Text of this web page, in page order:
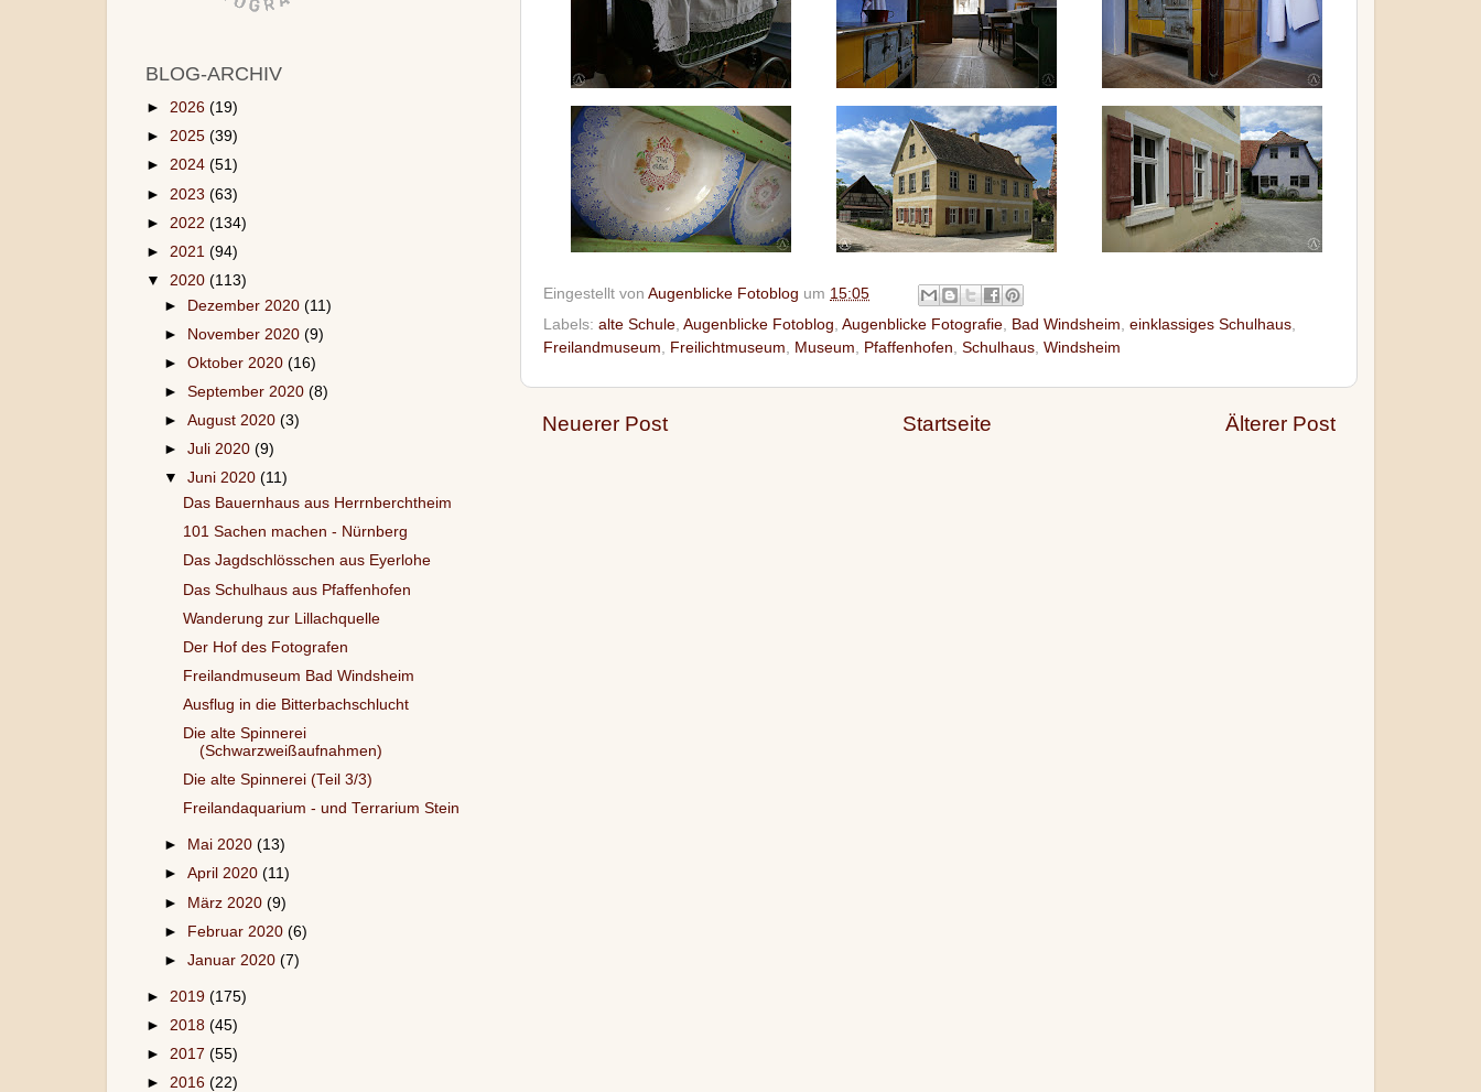
Eingestellt von Augenblicke Fotoblog um 15:05
Labels: alte Schule Augenblicke Fotoblog Augenblicke Fotografie Bad Windsheim einklassiges Schulhaus
Freilandmuseum
Freilichtmuseum Museum Pfaffenhofen Schulhaus Windsheim
Neuerer Post Älterer Post
Startseite
BLOG-ARCHIV
► 2026 (19)
► 2025 (39)
► 2024 (51)
► 2023 (63)
► 2022 (134)
► 2021 (94)
▼ 2020 (113)
► Dezember 2020(11)
►
November 2020(9)
►Oktober 2020(16)
►September 2020(8)
►August 2020(3)
►Juli 2020(9)
▼Juni 2020(11)
Das Bauernhaus aus Herrnberchtheim
101 Sachen machen - Nürnberg
Das Jagdschlösschen aus Eyerlohe
Das Schulhaus aus Pfaffenhofen
Wanderung zur Lillachquelle
Der Hof des Fotografen
Freilandmuseum Bad Windsheim
Ausflug in die Bitterbachschlucht
Die alte Spinnerei
(Schwarzweißaufnahmen)
Die alte Spinnerei (Teil 3/3)
Freilandaquarium - und Terrarium Stein
► Mai 2020(13)
►April 2020(11)
► März 2020(9)
► Februar 2020(6)
►Januar 2020(7)
► 2019 (175)
► 2018 (45)
► 2017 (55)
► 2016 (22)